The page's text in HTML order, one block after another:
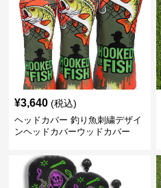
¥3,640 (税込)
ヘッドカバー 釣り魚刺繍デザイ
ンヘッドカバーウッドカバー